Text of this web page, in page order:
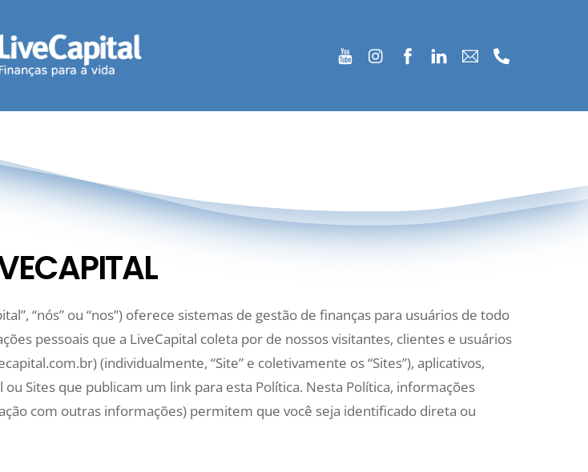
“nós” ou “nos”) oferece sistemas de gestão de finanças para usuários de todo
pessoais que a LiveCapital coleta por de nossos visitantes, clientes e usuários
(individualmente, “Site” e coletivamente os “Sites”), aplicativos,
Sites que publicam um link para esta Política. Nesta Política, informações
com outras informações) permitem que você seja identificado direta ou